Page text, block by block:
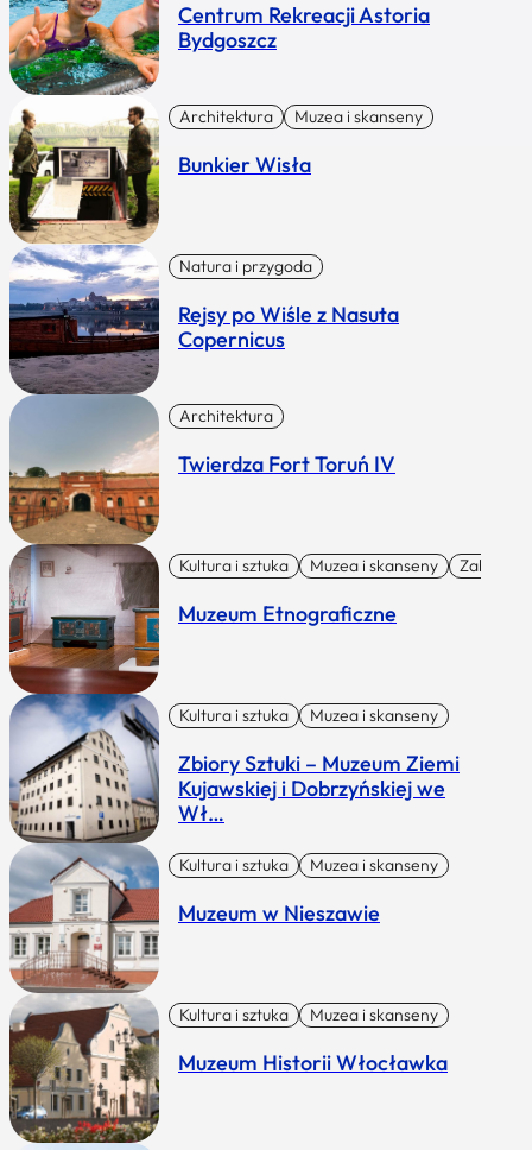
Centrum Rekreacji Astoria
Bydgoszcz
Architektura Muzea i skanseny
Bunkier Wisła
Natura i przygoda
Rejsy po Wiśle z Nasuta
Copernicus
Architektura
Twierdza Fort Toruń IV
Kultura i sztuka Muzea i skanseny Zabytki I
Muzeum Etnograficzne
Kultura i sztuka Muzea i skanseny
Zbiory Sztuki – Muzeum Ziemi
Kujawskiej i Dobrzyńskiej we
Wł…
Kultura i sztuka Muzea i skanseny
Muzeum w Nieszawie
Kultura i sztuka Muzea i skanseny
Muzeum Historii Włocławka